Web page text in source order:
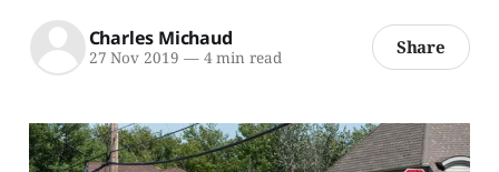
Charles Michaud
27 Nov 2019 —4 min read Share